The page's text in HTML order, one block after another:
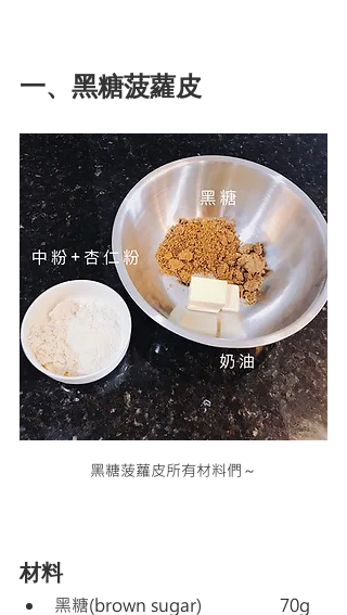
一、黑糖菠蘿皮
黑糖菠蘿皮所有材料們～
材料
黑糖(brown sugar)                  70g